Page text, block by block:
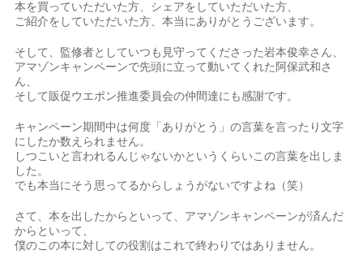
本を買っていただいた方、シェアをしていただいた方、
ご紹介をしていただいた方、本当にありがとうございます。
そして、監修者としていつも見守ってくださった岩本俊幸さん、
アマゾンキャンペーンで先頭に立って動いてくれた阿保武和さ
ん、
そして販促ウエポン推進委員会の仲間達にも感謝です。
キャンペーン期間中は何度「ありがとう」の言葉を言ったり文字
にしたか数えられません。
しつこいと言われるんじゃないかというくらいこの言葉を出しま
した。
でも本当にそう思ってるからしょうがないですよね（笑）
さて、本を出したからといって、アマゾンキャンペーンが済んだ
からといって、
僕のこの本に対しての役割はこれで終わりではありません。